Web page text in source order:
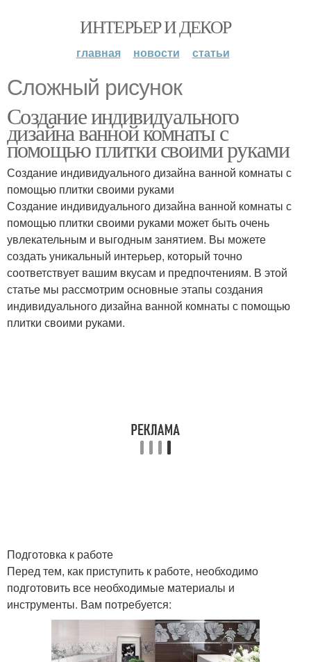
ИНТЕРЬЕР И ДЕКОР
главная новости статьи
Сложный рисунок
Создание индивидуального
дизайна ванной комнаты с
помощью плитки своими руками
Создание индивидуального дизайна ванной комнаты с
помощью плитки своими руками
Создание индивидуального дизайна ванной комнаты с
помощью плитки своими руками может быть очень
увлекательным и выгодным занятием. Вы можете
создать уникальный интерьер, который точно
соответствует вашим вкусам и предпочтениям. В этой
статье мы рассмотрим основные этапы создания
индивидуального дизайна ванной комнаты с помощью
плитки своими руками.
Подготовка к работе
Перед тем, как приступить к работе, необходимо
подготовить все необходимые материалы и
инструменты. Вам потребуется: